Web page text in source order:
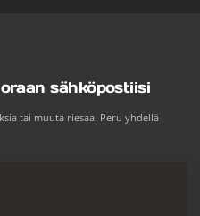
sähköpostiisi
tai muuta riesaa. Peru yhdellä